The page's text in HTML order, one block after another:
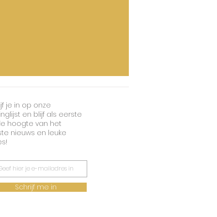
je in op onze
en blijf als eerste
hoogte van het
nieuws en leuke
Schrijf me in